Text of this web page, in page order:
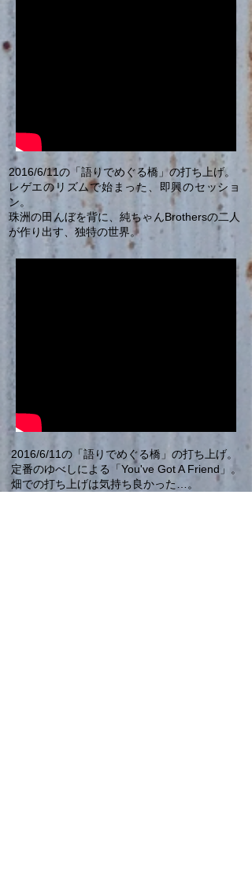
2016/6/11の「語りでめぐる橋」の打ち上げ。
レゲエのリズムで始まった、即興のセッショ
ン。
​珠洲の田んぼを背に、純ちゃんBrothersの二人
が作り出す、独特の世界。
2016/6/11の「語りでめぐる橋」の打ち上げ。
定番のゆべしによる「You've Got A Friend」。
​畑での打ち上げは気持ち良かった…。